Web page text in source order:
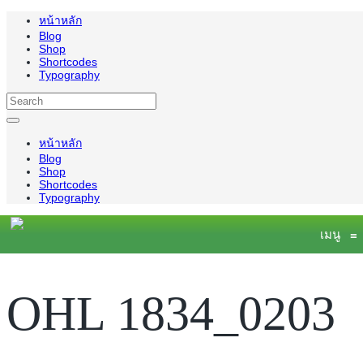
หน้าหลัก
Blog
Shop
Shortcodes
Typography
หน้าหลัก
Blog
Shop
Shortcodes
Typography
เมนู ≡
OHL 1834_0203